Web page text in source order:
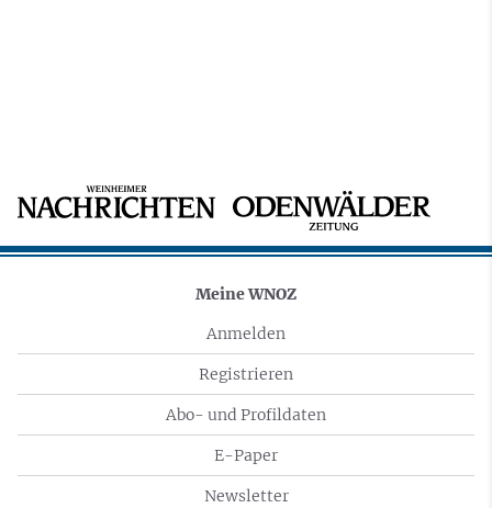
Meine WNOZ
Anmelden
Registrieren
Abo- und Profildaten
E-Paper
Newsletter